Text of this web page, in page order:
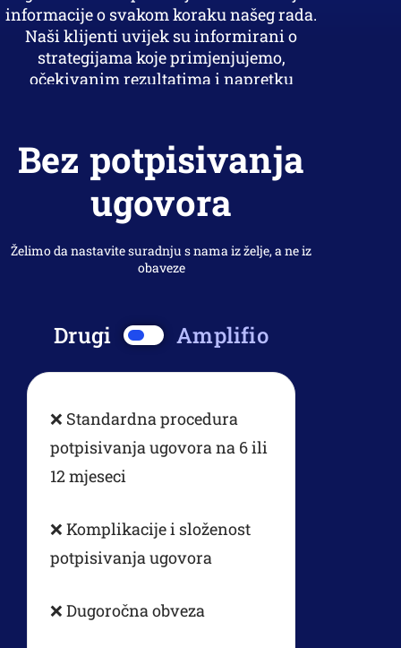
informacije o svakom koraku našeg rada.
Naši klijenti uvijek su informirani o
strategijama koje primjenjujemo,
očekivanim rezultatima i napretku
Bez potpisivanja
ugovora
Želimo da nastavite suradnju s nama iz želje, a ne iz
obaveze
Drugi Amplifio
❌ Standardna procedura
potpisivanja ugovora na 6 ili
12 mjeseci
❌ Komplikacije i složenost
potpisivanja ugovora
❌ Dugoročna obveza